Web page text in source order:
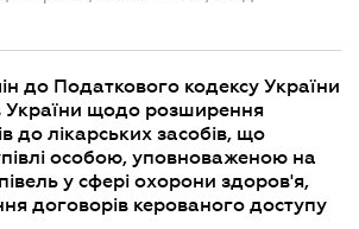
до Податкового кодексу України
України щодо розширення
до лікарських засобів, що
особою, уповноваженою на
у сфері охорони здоров'я,
договорів керованого доступу